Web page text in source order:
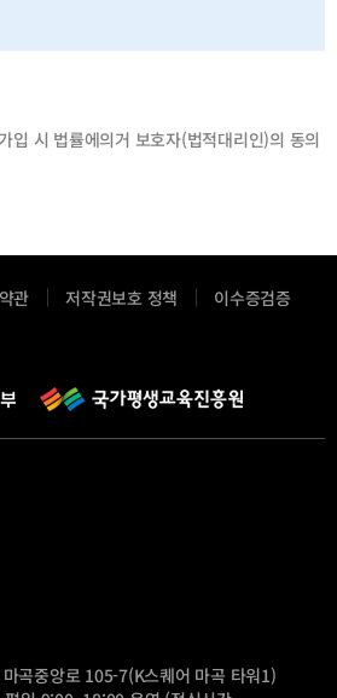
입 시 법률에의거 보호자(법적대리인)의 동의
관 저작권보호 정책
이수증검증
곡중앙로 105-7(K스퀘어 마곡 타워1)